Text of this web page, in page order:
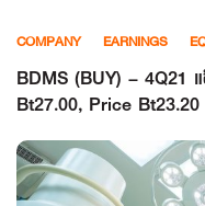
content
COMPANY EARNINGS
BDMS (BUY) – 4Q21
Bt27.00, Price Bt23.20